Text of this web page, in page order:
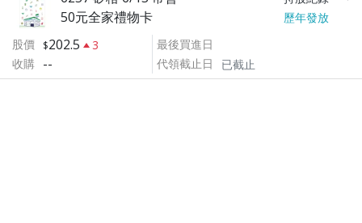
50元全家禮物卡
歷年發放
股價
202.5
3
收購 --
最後買進日
代領截止日
已截止